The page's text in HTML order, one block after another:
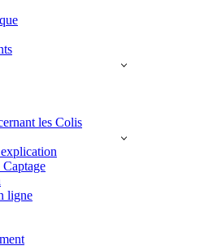
les Colis
ligne
d’effectuer une roqya ?
La roqya est une pratique
des traditions musulmanes, utilisée
maux causés par le mauvais…